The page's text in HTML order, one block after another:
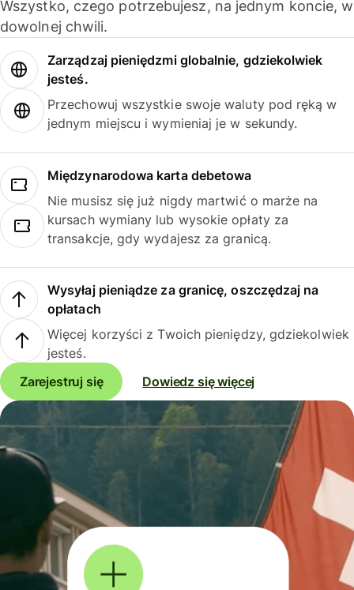
Wszystko, czego potrzebujesz, na jednym koncie, w
dowolnej chwili.
Zarządzaj pieniędzmi globalnie, gdziekolwiek
jesteś.
Przechowuj wszystkie swoje waluty pod ręką w
jednym miejscu i wymieniaj je w sekundy.
Międzynarodowa karta debetowa
Nie musisz się już nigdy martwić o marże na
kursach wymiany lub wysokie opłaty za
transakcje, gdy wydajesz za granicą.
Wysyłaj pieniądze za granicę, oszczędzaj na
opłatach
Więcej korzyści z Twoich pieniędzy, gdziekolwiek
jesteś.
Zarejestruj się
Dowiedz się więcej